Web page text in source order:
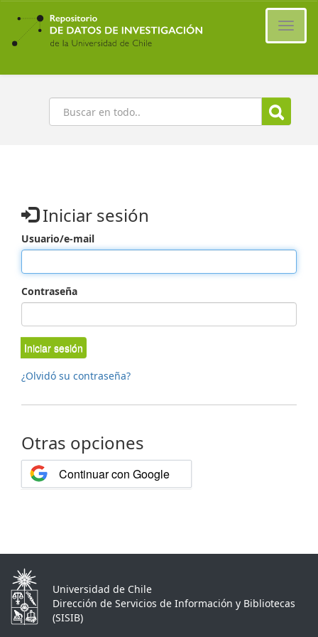
Ir
contenido
principal
Buscar
Iniciar sesión
Usuario/e-mail
Contraseña
Iniciar sesión
¿Olvidó su contraseña?
Otras opciones
Continuar con Google
Universidad de Chile
Dirección de Servicios de Información y Bibliotecas
(SISIB)